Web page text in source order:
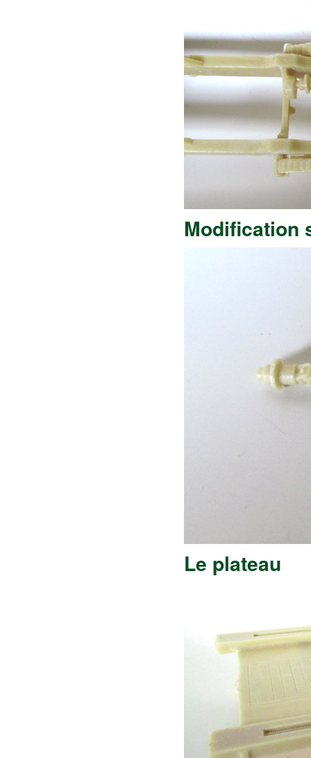
Modification
Le plateau